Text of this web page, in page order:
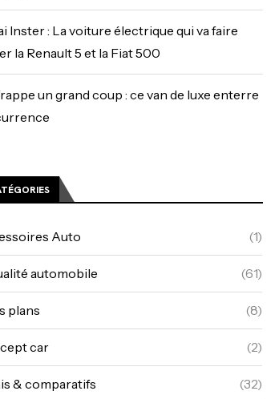
Inster : La voiture électrique qui va faire
la Renault 5 et la Fiat 500
un grand coup : ce van de luxe enterre
Auto (1)
automobile (61)
plans (8)
car (2)
& comparatifs (32)